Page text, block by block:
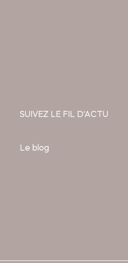
SUIVEZ LE FIL D'ACTU
Le blog